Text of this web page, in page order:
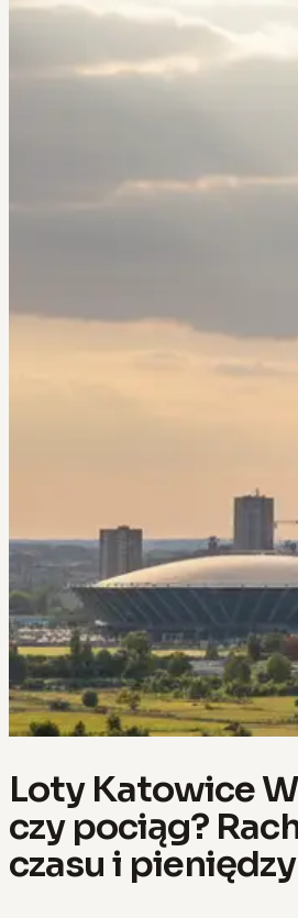
Loty Katowice
czy pociąg?
czasu i pieniędzy